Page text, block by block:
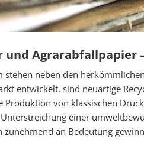
und Agrarabfallpapier
stehen neben den
entwickelt, sind neuartige
Produktion von klassischen
einer
zunehmend an Bedeutung